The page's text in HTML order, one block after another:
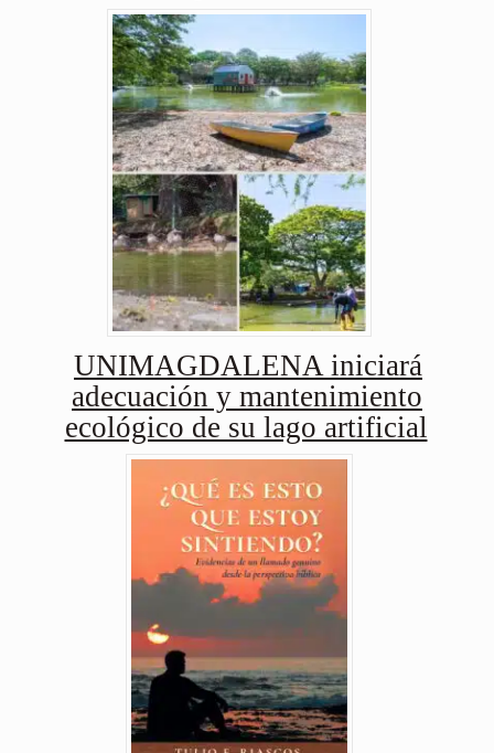
UNIMAGDALENA iniciará
adecuación y mantenimiento
ecológico de su lago artificial